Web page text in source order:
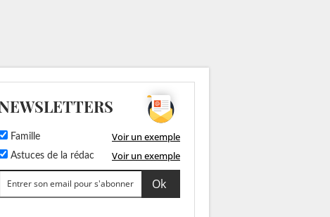
NEWSLETTERS
Famille Voir un exemple
Astuces de la rédac Voir un exemple